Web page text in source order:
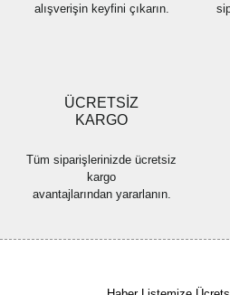
alışverişin keyfini çıkarın.
ÜCRETSİZ
KARGO
Tüm siparişlerinizde ücretsiz
kargo
avantajlarından yararlanın.